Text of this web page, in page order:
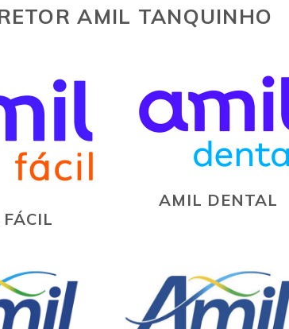
AMIL TANQUINHO
AMIL DENTAL